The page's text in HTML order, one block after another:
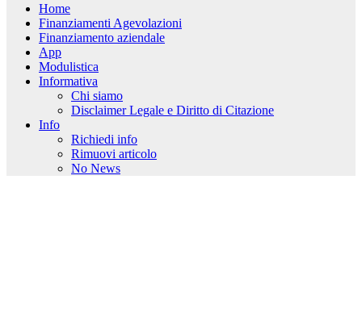
Home
Finanziamenti Agevolazioni
Finanziamento aziendale
App
Modulistica
Informativa
Chi siamo
Disclaimer Legale e Diritto di Citazione
Info
Richiedi info
Rimuovi articolo
No News